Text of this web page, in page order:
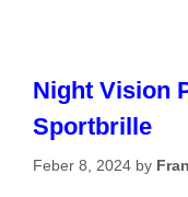
Night Vision
Sportbrille
Feber 8, 2024 by